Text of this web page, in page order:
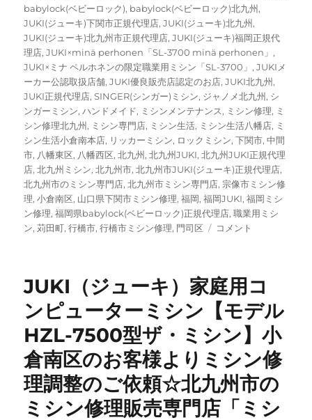
ー
グ
babylock(ベビーロック), babylock(ベビーロック)北九州 ,
JUKI(ジューキ)下関市正規代理店,JUKI(ジューキ)北九州 ,
JUKI(ジューキ)北九州市正規代理店,JUKI(ジューキ)福岡正規代
理店,JUKI×minä perhonen「SL-3700 minä perhonen」 ,
JUKI×ミナ ペルホネンの限定職業用ミシン「SL-3700」 ,JUKIメ
ーカー公認取扱店舗,JUKI優良販売店認定のお店,JUKI北九州 ,
JUKI正規代理店,SINGER(シンガー)ミシン, ジャノメ北九州 , シ
ンガーミシン,ハンドメイド, ミシンメンテナンス, ミシン修理, ミ
シン修理北九州 , ミシン専門店, ミシン生活, ミシン生活八幡店, ミ
シン生活小倉南本店, リッカーミシン, ロックミシン,下関市,中間
市, 八幡東区, 八幡西区,北九州 ,北九州JUKI,北九州JUKI正規代理
店,北九州ミシン,北九州市,北九州市JUKI(ジューキ)正規代理店,
北九州市のミシン専門店,北九州市ミシン専門店, 宗像市ミシン修
理,小倉南区, 山口県下関市ミシン修理,福岡,福岡JUKI,福岡ミシ
ン修理,福岡県babylock(ベビーロック)正規代理店,職業用ミシ
ン,苅田町,行橋市,行橋市ミシン修理, 門司区
北
JUKI×
ミ
ナ
ペ
ル
ホ
ネ
ン
の
限
コメント
JUKI（ジューキ）家庭用コ
ンピューターミシン【モデル
HZL-7500型ザ・ミシン】小
倉南区のお客様よりミシン修
理調整のご依頼☆北九州市の
ミシン修理販売専門店「ミシ